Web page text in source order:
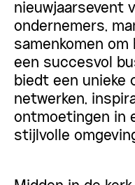
nieuwjaarsevent
ondernemers,
samenkomen
een succesvol
biedt een unieke
netwerken,
ontmoetingen in
stijlvolle